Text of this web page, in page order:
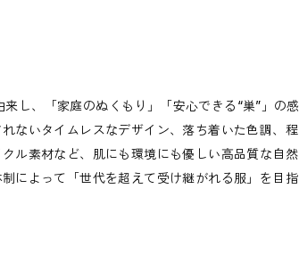
し、「家庭のぬくもり」「安心できる“巣”」の感
ないタイムレスなデザイン、落ち着いた色調、程
ル素材など、肌にも環境にも優しい高品質な自然
によって「世代を超えて受け継がれる服」を目指